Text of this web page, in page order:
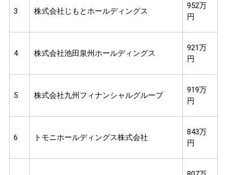
3 株式会社じもとホールディングス
952万
円
4 株式会社池田泉州ホールディングス
921万
円
5 株式会社九州フィナンシャルグループ
919万
円
6 トモニホールディングス株式会社
843万
円